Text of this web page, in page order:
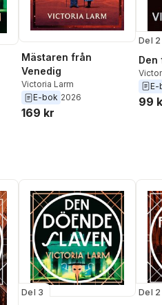
Mästaren från
Venedig
Victoria Larm
E-bok 2026
169 kr
Del 2
Den
E-
99
Del 3 Del 2